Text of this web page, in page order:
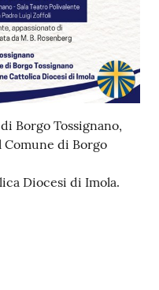
Borgo Tossignano,
Comune di Borgo
Diocesi di Imola.